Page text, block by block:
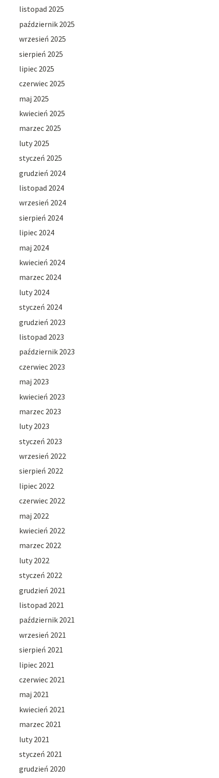
listopad 2025
październik 2025
wrzesień 2025
sierpień 2025
lipiec 2025
czerwiec 2025
maj 2025
kwiecień 2025
marzec 2025
luty 2025
styczeń 2025
grudzień 2024
listopad 2024
wrzesień 2024
sierpień 2024
lipiec 2024
maj 2024
kwiecień 2024
marzec 2024
luty 2024
styczeń 2024
grudzień 2023
listopad 2023
październik 2023
czerwiec 2023
maj 2023
kwiecień 2023
marzec 2023
luty 2023
styczeń 2023
wrzesień 2022
sierpień 2022
lipiec 2022
czerwiec 2022
maj 2022
kwiecień 2022
marzec 2022
luty 2022
styczeń 2022
grudzień 2021
listopad 2021
październik 2021
wrzesień 2021
sierpień 2021
lipiec 2021
czerwiec 2021
maj 2021
kwiecień 2021
marzec 2021
luty 2021
styczeń 2021
grudzień 2020